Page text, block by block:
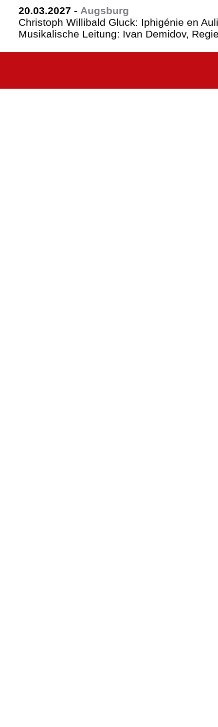
20.03.2027 - Augsburg
Christoph Willibald Gluck: Iphigénie en
Musikalische Leitung: Ivan Demidov,